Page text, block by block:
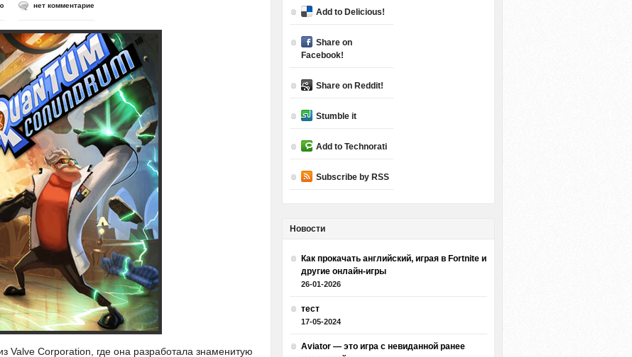
нет комментарие
Valve Corporation, где она разработала знаменитую
Add to Delicious!
Share on
Facebook!
Share on Reddit!
Stumble it
Add to Technorati
Subscribe by RSS
Новости
Как прокачать английский, играя в Fortnite и
другие онлайн-игры
26-01-2026
тест
17-05-2024
Aviator — это игра с невиданной ранее